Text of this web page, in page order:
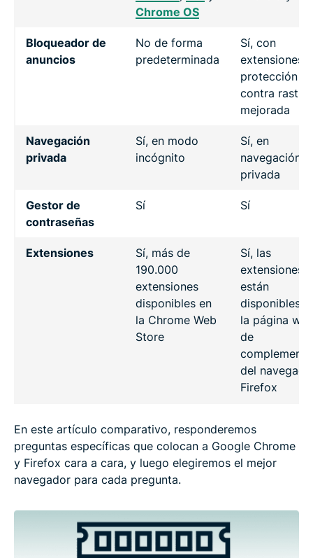
Chrome OS
Bloqueador de
anuncios
No de forma
predeterminada
Sí, con
extensiones y
protección
contra
mejorada
Navegación
privada
Sí, en modo
incógnito
Sí, en
navegación
privada
Gestor de
contraseñas
Sí Sí
Extensiones
Sí, más de
190.000
extensiones
disponibles en
la Chrome Web
Store
Sí, las
extensiones
están
disponibles
la página
de
del
Firefox
En este artículo comparativo, responderemos
preguntas específicas que colocan a Google Chrome
y Firefox cara a cara, y luego elegiremos el mejor
navegador para cada pregunta.